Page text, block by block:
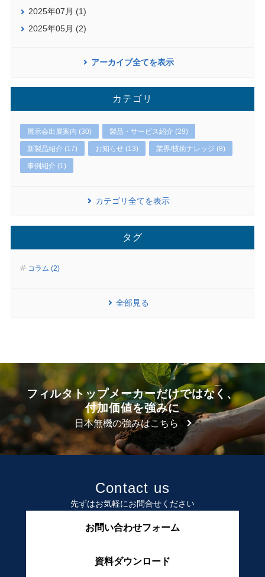
2025年07月 (1)
2025年05月 (2)
アーカイブ全てを表示
カテゴリ
展示会出展案内 (30) 製品・サービス紹介 (29)
新製品紹介 (17) お知らせ (13) 業界/技術ナレッジ (8)
事例紹介 (1)
カテゴリ全てを表示
タグ
コラム (2)
全部見る
フィルタトップメーカーだけではなく、
付加価値を強みに
日本無機の強みはこちら
Contact us
先ずはお気軽にお問合せください
お問い合わせフォーム
資料ダウンロード